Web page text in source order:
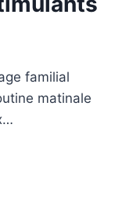
familial
matinale